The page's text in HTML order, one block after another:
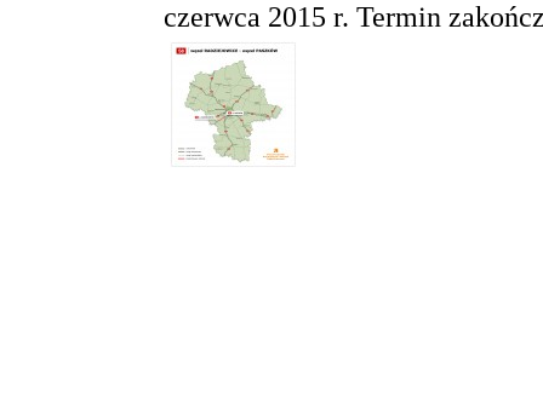
czerwca 2015 r. Termin